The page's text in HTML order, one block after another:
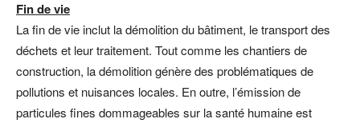
Fin de vie
La fin de vie inclut la démolition du bâtiment, le transport des
déchets et leur traitement. Tout comme les chantiers de
construction, la démolition génère des problématiques de
pollutions et nuisances locales. En outre, l’émission de
particules fines dommageables sur la santé humaine est